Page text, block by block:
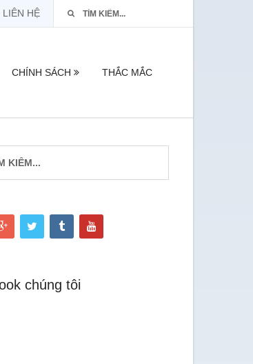
LIÊN HỆ
CHÍNH SÁCH THẮC MẮC
chúng tôi